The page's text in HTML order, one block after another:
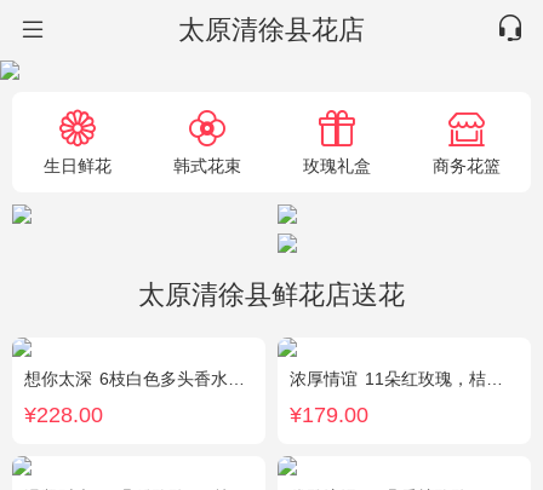
太原清徐县花店
生日鲜花 韩式花束 玫瑰礼盒 商务花篮
太原清徐县鲜花店送花
想你太深 6枝白色多头香水百合，黄莺、勿忘我搭配。
¥228.00
浓厚情谊 11朵红玫瑰，桔梗、红豆、绿叶搭配
¥179.00